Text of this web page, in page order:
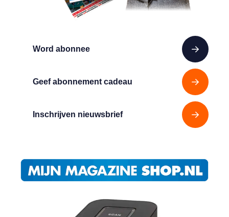
Word abonnee
Geef abonnement cadeau
Inschrijven nieuwsbrief